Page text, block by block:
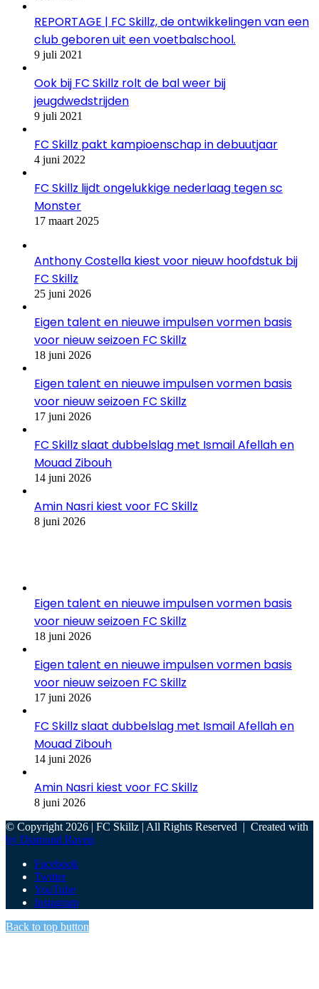
REPORTAGE | FC Skillz, de ontwikkelingen van een
club geboren uit een voetbalschool.
9 juli 2021
Ook bij FC Skillz rolt de bal weer bij
jeugdwedstrijden
9 juli 2021
FC Skillz pakt kampioenschap in debuutjaar
4 juni 2022
FC Skillz lijdt ongelukkige nederlaag tegen sc
Monster
17 maart 2025
Anthony Costella kiest voor nieuw hoofdstuk bij
FC Skillz
25 juni 2026
Eigen talent en nieuwe impulsen vormen basis
voor nieuw seizoen FC Skillz
18 juni 2026
Eigen talent en nieuwe impulsen vormen basis
voor nieuw seizoen FC Skillz
17 juni 2026
FC Skillz slaat dubbelslag met Ismail Afellah en
Mouad Zibouh
14 juni 2026
Amin Nasri kiest voor FC Skillz
8 juni 2026
Eigen talent en nieuwe impulsen vormen basis
voor nieuw seizoen FC Skillz
18 juni 2026
Eigen talent en nieuwe impulsen vormen basis
voor nieuw seizoen FC Skillz
17 juni 2026
FC Skillz slaat dubbelslag met Ismail Afellah en
Mouad Zibouh
14 juni 2026
Amin Nasri kiest voor FC Skillz
8 juni 2026
© Copyright 2026 | FC Skillz | All Rights Reserved | Created with
by Diamond Raven
Facebook
Twitter
YouTube
Instagram
Back to top button